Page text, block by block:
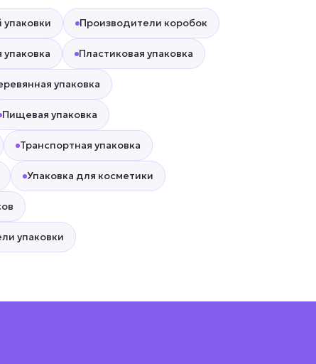
Производители коробок
упаковка Пластиковая упаковка
упаковка
Пищевая упаковка
Транспортная упаковка
Упаковка для косметики
упаковки